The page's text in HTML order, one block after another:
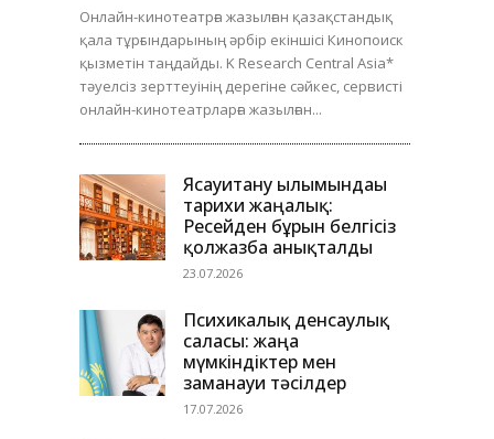
Онлайн-кинотеатрға жазылған қазақстандық
қала тұрғындарының әрбір екіншісі Кинопоиск
қызметін таңдайды. K Research Central Asia*
тәуелсіз зерттеуінің дерегіне сәйкес, сервисті
онлайн-кинотеатрларға жазылған...
Ясауитану ғылымындағы
тарихи жаңалық:
Ресейден бұрын белгісіз
қолжазба анықталды
23.07.2026
Психикалық денсаулық
саласы: жаңа
мүмкіндіктер мен
заманауи тәсілдер
17.07.2026